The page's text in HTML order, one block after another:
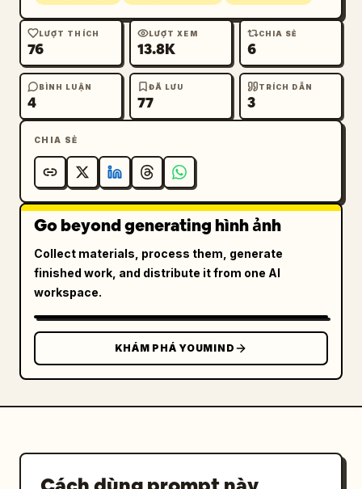
LƯỢT THÍCH
76
LƯỢT XEM
13.8K
CHIA SẺ
6
BÌNH LUẬN
4
ĐÃ LƯU
77
TRÍCH DẪN
3
CHIA SẺ
Go beyond generating hình ảnh
Collect materials, process them, generate
finished work, and distribute it from one AI
workspace.
KHÁM PHÁ YOUMIND